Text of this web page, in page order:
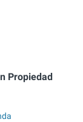
Propiedad